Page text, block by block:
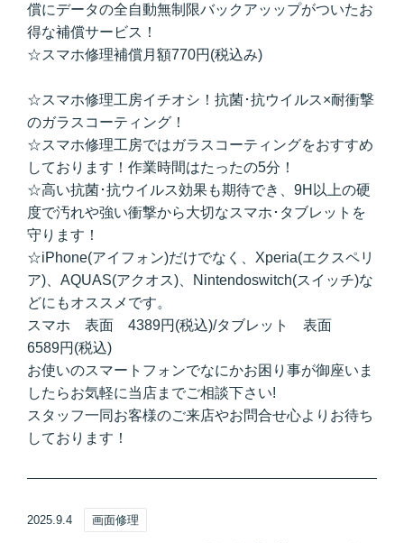
償にデータの全自動無制限バックアッップがついたお
得な補償サービス！
☆スマホ修理補償月額770円(税込み)
☆スマホ修理工房イチオシ！抗菌･抗ウイルス×耐衝撃
のガラスコーティング！
☆スマホ修理工房ではガラスコーティングをおすすめ
しております！作業時間はたったの5分！
☆高い抗菌･抗ウイルス効果も期待でき、9H以上の硬
度で汚れや強い衝撃から大切なスマホ･タブレットを
守ります！
☆iPhone(アイフォン)だけでなく、Xperia(エクスペリ
ア)、AQUAS(アクオス)、Nintendoswitch(スイッチ)な
どにもオススメです。
スマホ 表面 4389円(税込)/タブレット 表面
6589円(税込)
お使いのスマートフォンでなにかお困り事が御座いま
したらお気軽に当店までご相談下さい!
スタッフ一同お客様のご来店やお問合せ心よりお待ち
しております！
2025.9.4 画面修理